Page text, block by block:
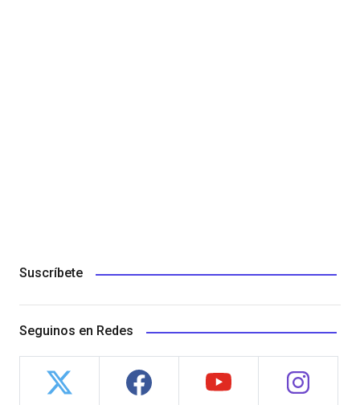
Suscríbete
Seguinos en Redes